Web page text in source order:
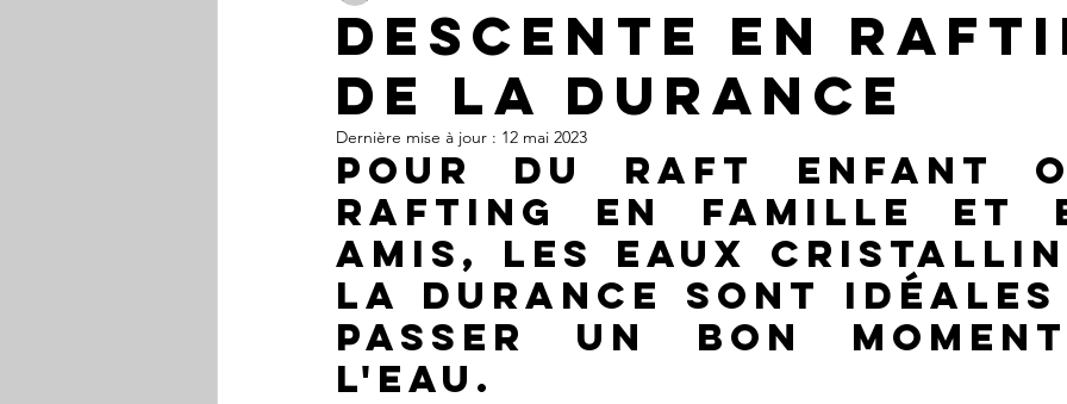
Descente en
de la Durance
Dernière mise à jour : 12 mai 2023
Pour du raft enfant
rafting en famille et
amis , les eaux
la Durance sont
passer un bon
l'eau.